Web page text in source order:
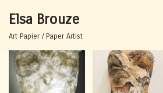
Aller
contenu
Elsa Brouze
Art Papier / Paper Artist